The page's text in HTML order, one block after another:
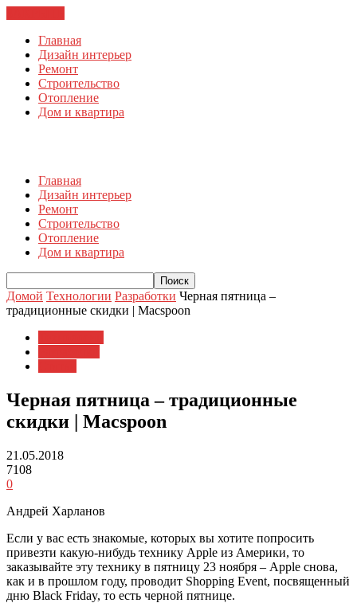
Главная
Дизайн интерьер
Ремонт
Строительство
Отопление
Дом и квартира
Главная
Дизайн интерьер
Ремонт
Строительство
Отопление
Дом и квартира
Домой Технологии Разработки Черная пятница –
традиционные скидки | Macspoon
Черная пятница – традиционные
скидки | Macspoon
21.05.2018
7108
0
Андрей Харланов
Если у вас есть знакомые, которых вы хотите попросить
привезти какую-нибудь технику Apple из Америки, то
заказывайте эту технику в пятницу 23 ноября – Apple снова,
как и в прошлом году, проводит Shopping Event, посвященный
дню Black Friday, то есть черной пятнице.